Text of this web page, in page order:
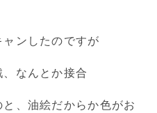
ンしたのですが
なんとか接合
、油絵だからか色がお